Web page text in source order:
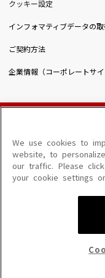
クッキー設定
インフォマティブデータの取
ご契約方法
企業情報（コーポレートサイ
このサイトに掲載されている一
問わず、著作権法の定める範囲
禁じます。
楽曲及びコンテンツは、端末や
楽曲によりMYリスト保存ができ
NexTone許諾番号
ID000002945
We use cookies to
website, to
our traffic. Please
your cookie settings